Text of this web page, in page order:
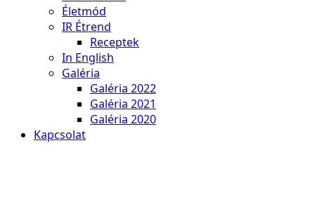
Életmód
IR Étrend
Receptek
In English
Galéria
Galéria 2022
Galéria 2021
Galéria 2020
Kapcsolat